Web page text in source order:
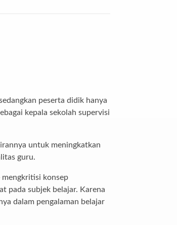
peserta didik hanya
kepala sekolah supervisi
untuk meningkatkan
guru.
konsep
pada subjek belajar. Karena
dalam pengalaman belajar